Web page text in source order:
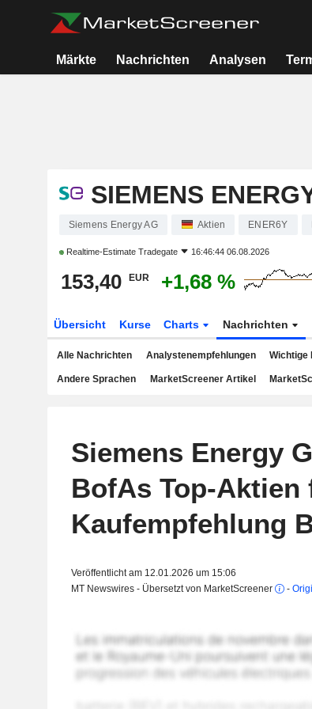
Märkte Nachrichten Analysen
SIEMENS
Siemens Energy AG Aktien ENER6Y
Realtime-Estimate Tradegate 16:46:44 06.08.2026
153,40 EUR +1,68 %
Übersicht Kurse Charts Nachrichten
Alle Nachrichten Analystenempfehlungen Wichtige
Andere Sprachen MarketScreener Artikel
Siemens Energy
BofAs Top-Aktien
Kaufempfehlung
Veröffentlicht am 12.01.2026 um 15:06
MT Newswires - Übersetzt von MarketScreener
-